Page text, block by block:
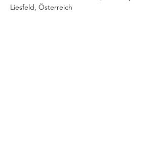
Liesfeld, Österreich